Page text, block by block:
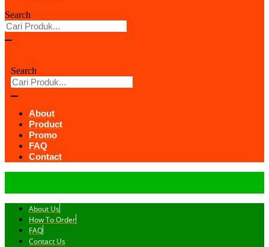
Search
Search
About
Product
Promo
FAQ
Contact
About Us
How To Order
FAQ
Contact Us